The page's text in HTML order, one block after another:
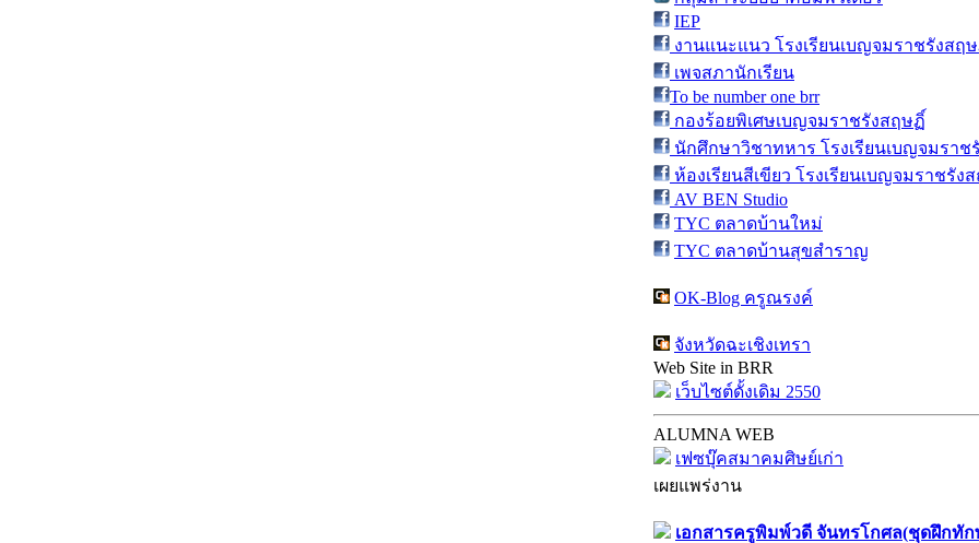
IEP
งานแนะแนว โรงเรียนเบญจมราชรังสฤ
เพจสภานักเรียน
To be number one brr
กองร้อยพิเศษเบญจมราชรังสฤษฏิ์
นักศึกษาวิชาทหาร โรงเรียนเบญจมราช
ห้องเรียนสีเขียว โรงเรียนเบญจมราชรัง
AV BEN Studio
TYC ตลาดบ้านใหม่
TYC ตลาดบ้านสุขสำราญ
OK-Blog ครูณรงค์
จังหวัดฉะเชิงเทรา
Web Site in BRR
เว็บไซต์ดั้งเดิม 2550
ALUMNA WEB
เฟซบุ๊คสมาคมศิษย์เก่า
เผยแพร่งาน
เอกสารครูพิมพ์วดี จันทรโกศล(ชุดฝึกทั